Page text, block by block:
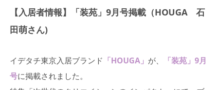
【入居者情報】「装苑」9月号掲載（HOUGA 石
田萌さん)
イデタチ東京入居ブランド 「HOUGA」 が、
「装苑」9月
号に掲載されました。